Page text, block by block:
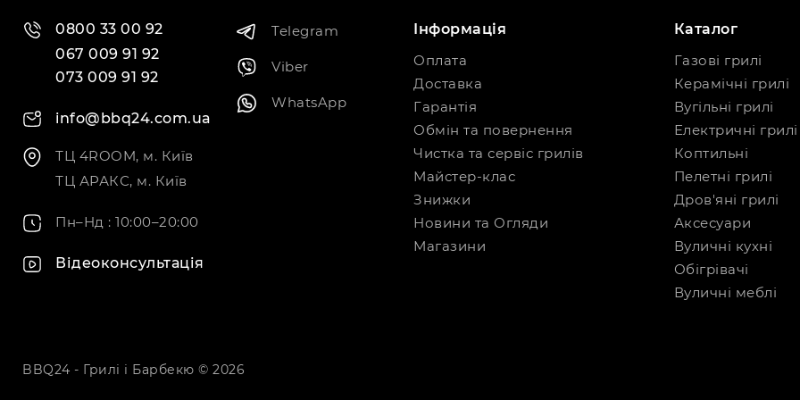
0800 33 00 92
067 009 91 92
073 009 91 92
info@bbq24.com.ua
ТЦ 4ROOM, м. Київ
ТЦ АРАКС, м. Київ
Пн–Нд : 10:00–20:00
Відеоконсультація
Telegram
Viber
WhatsApp
Інформація
Оплата
Доставка
Гарантія
Обмін та повернення
Чистка та сервіс грилів
Майстер-клас
Знижки
Новини та Огляди
Магазини
Каталог
Газові грилі
Керамічні грилі
Вугільні грилі
Електричні грилі
Коптильні
Пелетні грилі
Дров'яні грилі
Аксесуари
Вуличні кухні
Обігрівачі
Вуличні меблі
BBQ24 - Грилі і Барбекю © 2026